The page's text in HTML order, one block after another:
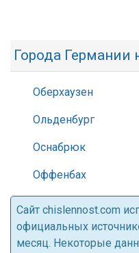
Города Германии
Оберхаузен
Ольденбург
Оснабрюк
Оффенбах
Cайт chislennost.com
официальных
месяц. Некоторые